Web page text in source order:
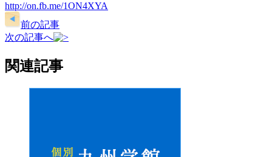
http://on.fb.me/1ON4XYA
前の記事
次の記事へ
関連記事